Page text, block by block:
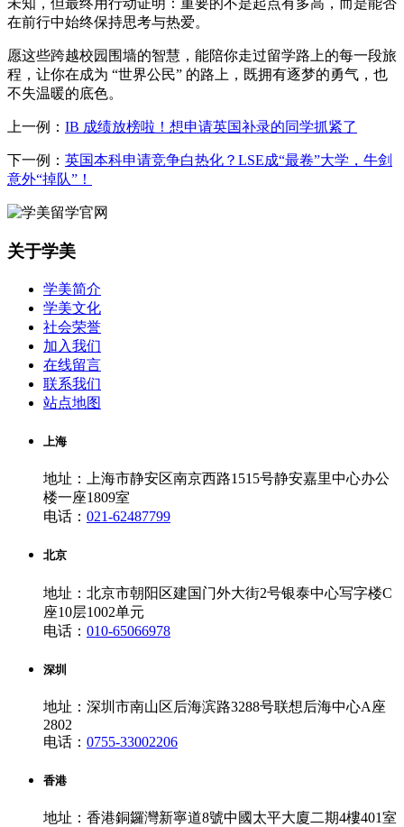
未知，但最终用行动证明：重要的不是起点有多高，而是能否
在前行中始终保持思考与热爱。
愿这些跨越校园围墙的智慧，能陪你走过留学路上的每一段旅
程，让你在成为 “世界公民” 的路上，既拥有逐梦的勇气，也
不失温暖的底色。
上一例： IB 成绩放榜啦！想申请英国补录的同学抓紧了
下一例： 英国本科申请竞争白热化？LSE成“最卷”大学，牛剑
意外“掉队”！
关于学美
学美简介
学美文化
社会荣誉
加入我们
在线留言
联系我们
站点地图
上海
地址：上海市静安区南京西路1515号静安嘉里中心办公
楼一座1809室
电话： 021-62487799
北京
地址：北京市朝阳区建国门外大街2号银泰中心写字楼C
座10层1002单元
电话： 010-65066978
深圳
地址：深圳市南山区后海滨路3288号联想后海中心A座
2802
电话： 0755-33002206
香港
地址：香港銅鑼灣新寧道8號中國太平大廈二期4樓401室